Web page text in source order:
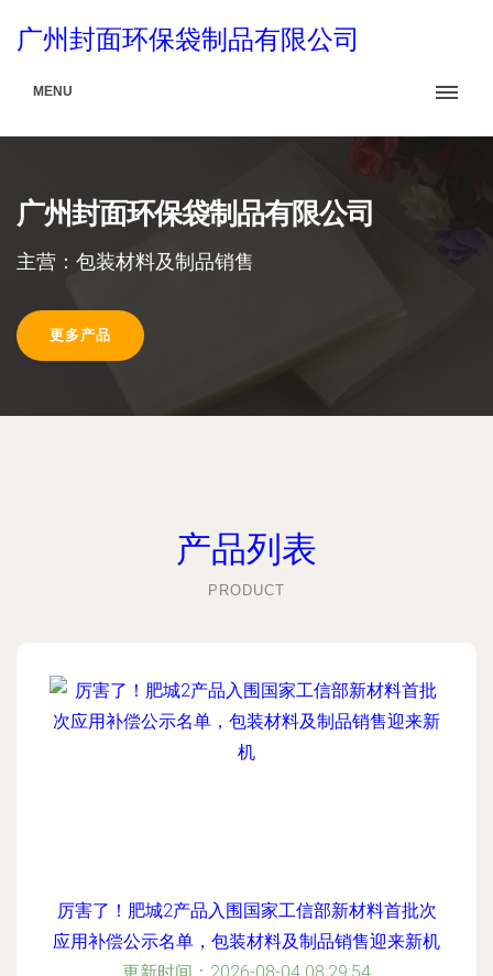
广州封面环保袋制品有限公司
MENU
广州封面环保袋制品有限公司
主营：包装材料及制品销售
更多产品
产品列表
PRODUCT
厉害了！肥城2产品入围国家工信部新材料首批次
应用补偿公示名单，包装材料及制品销售迎来新机